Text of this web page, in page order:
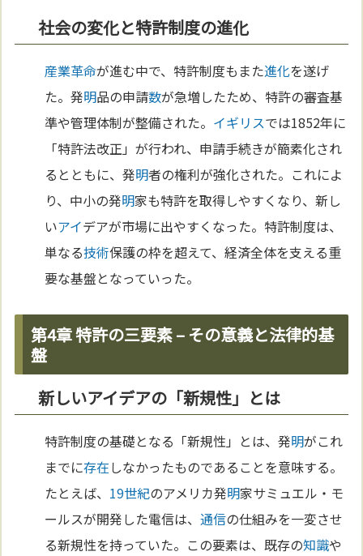
社会の変化と特許制度の進化
産業革命が進む中で、特許制度もまた進化を遂げ
た。発明品の申請数が急増したため、特許の審査基
準や管理体制が整備された。 イギリスでは1852年に
「特許法改正」が行われ、申請手続きが簡素化され
るとともに、発明者の権利が強化された。これによ
り、中小の発明家も特許を取得しやすくなり、新し
いアイデアが市場に出やすくなった。特許制度は、
単なる技術保護の枠を超えて、経済全体を支える重
要な基盤となっていった。
第4章 特許の三要素 – その意義と法律的基
盤
新しいアイデアの「新規性」とは
特許制度の基礎となる「新規性」とは、発明がこれ
までに存在しなかったものであることを意味する。
たとえば、 19世紀のアメリカ発明家サミュエル・モ
ールスが開発した電信は、通信の仕組みを一変させ
る新規性を持っていた。この要素は、既存の知識や